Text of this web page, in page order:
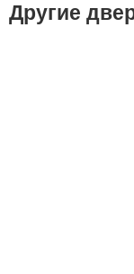
Другие